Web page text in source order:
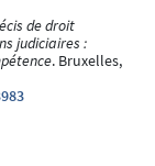
de droit
judiciaires :
. Bruxelles,